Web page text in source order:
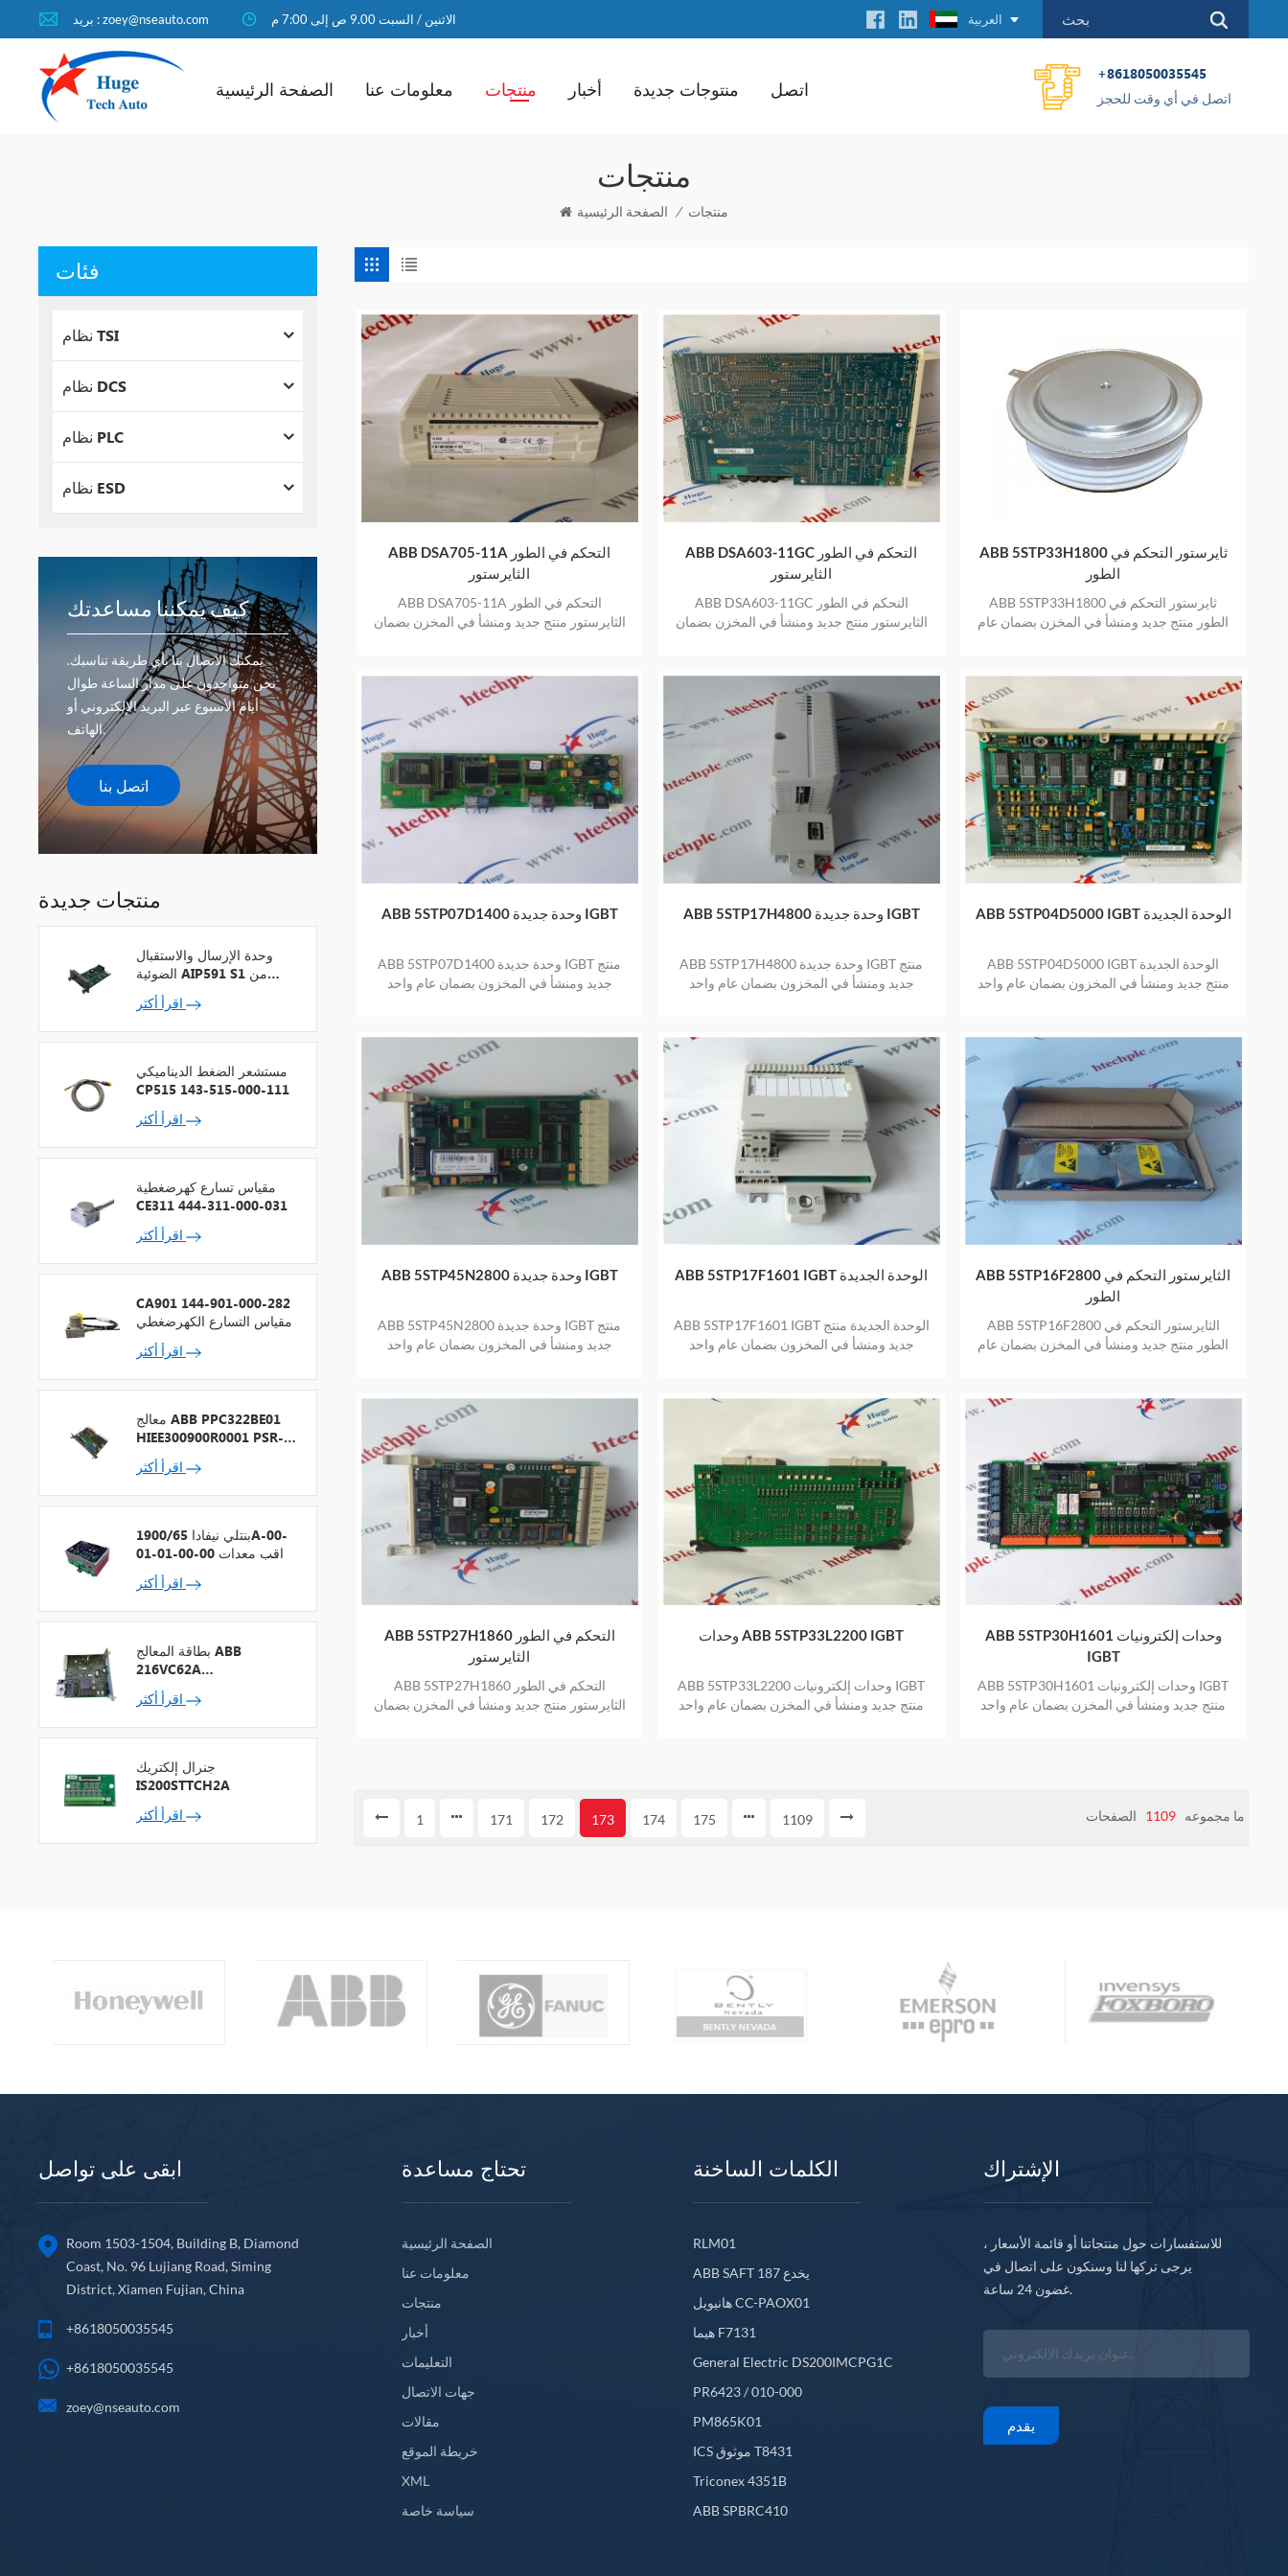
بريد : zoey@nseauto.com الاثنين / السبت 9.00 ص إلى 7:00 م العربية
الصفحة الرئيسية معلومات عنا منتجات أخبار منتوجات جديدة اتصل
+8618050035545
اتصل في أي وقت للحجز
منتجات
الصفحة الرئيسية / منتجات
ABB DSA705-11A التحكم في الطور
الثايرستور
ABB DSA705-11A التحكم في الطور
الثايرستور منتج جديد ومنشأ في المخزن بضمان
ABB DSA603-11GC التحكم في الطور
الثايرستور
ABB DSA603-11GC التحكم في الطور
الثايرستور منتج جديد ومنشأ في المخزن بضمان
ABB 5STP33H1800 ثايرستور التحكم في
الطور
ABB 5STP33H1800 ثايرستور التحكم في
الطور منتج جديد ومنشأ في المخزن بضمان عام
ABB 5STP07D1400 وحدة جديدة IGBT
ABB 5STP07D1400 وحدة جديدة IGBT منتج
جديد ومنشأ في المخزون بضمان عام واحد
ABB 5STP17H4800 وحدة جديدة IGBT
ABB 5STP17H4800 وحدة جديدة IGBT منتج
جديد ومنشأ في المخزون بضمان عام واحد
ABB 5STP04D5000 IGBT الوحدة الجديدة
ABB 5STP04D5000 IGBT الوحدة الجديدة
منتج جديد ومنشأ في المخزون بضمان عام واحد
ABB 5STP45N2800 وحدة جديدة IGBT
ABB 5STP45N2800 وحدة جديدة IGBT منتج
جديد ومنشأ في المخزون بضمان عام واحد
ABB 5STP17F1601 IGBT الوحدة الجديدة
ABB 5STP17F1601 IGBT الوحدة الجديدة منتج
جديد ومنشأ في المخزون بضمان عام واحد
ABB 5STP16F2800 الثايرستور التحكم في
الطور
ABB 5STP16F2800 الثايرستور التحكم في
الطور منتج جديد ومنشأ في المخزن بضمان عام
ABB 5STP27H1860 التحكم في الطور
الثايرستور
ABB 5STP27H1860 التحكم في الطور
الثايرستور منتج جديد ومنشأ في المخزن بضمان
وحدات ABB 5STP33L2200 IGBT
ABB 5STP33L2200 وحدات إلكترونيات IGBT
منتج جديد ومنشأ في المخزن بضمان عام واحد
ABB 5STP30H1601 وحدات إلكترونيات
IGBT
ABB 5STP30H1601 وحدات إلكترونيات IGBT
منتج جديد ومنشأ في المخزن بضمان عام واحد
1 171 172 173 174 175 1109 ما مجموعه 1109 الصفحات
فئات
نظام TSI
نظام DCS
نظام PLC
نظام ESD
كيف يمكننا مساعدتك
يمكنك الاتصال بنا بأي طريقة تناسبك.
نحن متواجدون على مدار الساعة طوال
أيام الأسبوع عبر البريد الإلكتروني أو
الهاتف.
اتصل بنا
منتجات جديدة
وحدة الإرسال والاستقبال
الضوئية AIP591 S1 من
شركة يوكوجاوا لمكرر شبكة
V
مستشعر الضغط الديناميكي
CP515 143-515-000-111
مقياس تسارع كهرضغطية
CE311 444-311-000-031
CA901 144-901-000-282
مقياس التسارع الكهرضغطي
معالج ABB PPC322BE01
HIEE300900R0001 PSR-2
+ ناقل المجال
بنتلي نيفادا 1900/65A-00-
01-01-00-00 مراقب معدات
الأغراض العامة
بطاقة المعالج ABB
216VC62A
HESG324442R13
جنرال إلكتريك
IS200STTCH2A
ابقى على تواصل
Room 1503-1504, Building B, Diamond
Coast, No. 96 Lujiang Road, Siming
District, Xiamen Fujian, China
+8618050035545
+8618050035545
zoey@nseauto.com
تحتاج مساعدة
الصفحة الرئيسية
معلومات عنا
منتجات
أخبار
التعليمات
جهات الاتصال
مقالات
خريطة الموقع
XML
سياسة خاصة
الكلمات الساخنة
RLM01
ABB SAFT 187 يخدع
هانيويل CC-PAOX01
هيما F7131
General Electric DS200IMCPG1C
PR6423 / 010-000
PM865K01
ICS موثوق T8431
Triconex 4351B
ABB SPBRC410
الإشتراك
للاستفسارات حول منتجاتنا أو قائمة الأسعار ،
يرجى تركها لنا وسنكون على اتصال في
غضون 24 ساعة.
يقدم